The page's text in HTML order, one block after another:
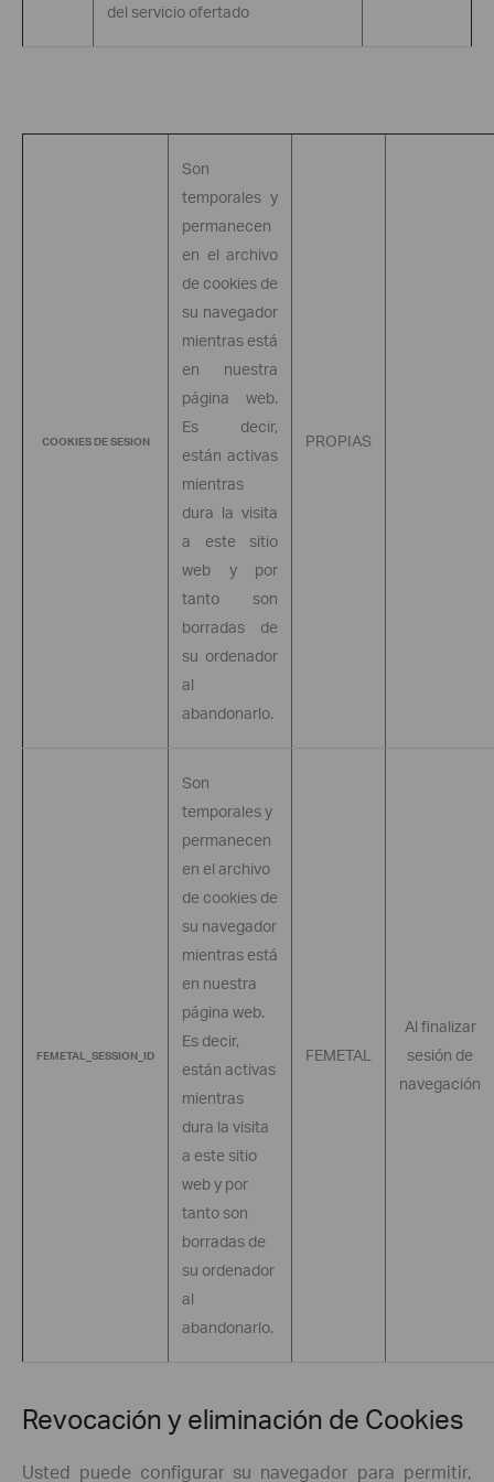
del servicio ofertado
COOKIES DE SESION
Son
temporales y
permanecen
en el archivo
de cookies de
su navegador
mientras está
en nuestra
página web.
Es decir,
están activas
mientras
dura la visita
a este sitio
web y por
tanto son
borradas de
su ordenador
al
abandonarlo.
PROPIAS
FEMETAL_SESSION_ID
Son
temporales y
permanecen
en el archivo
de cookies de
su navegador
mientras está
en nuestra
página web.
Es decir,
están activas
mientras
dura la visita
a este sitio
web y por
tanto son
borradas de
su ordenador
al
abandonarlo.
FEMETAL
Al finalizar
sesión de
navegación
Revocación y eliminación de Cookies
Usted puede configurar su navegador para permitir,